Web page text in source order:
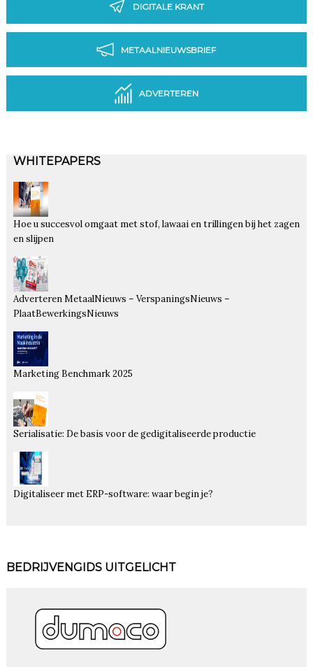
DIGITALE KRANT
METAALNIEUWSBRIEF
ADVERTEREN
WHITEPAPERS
Hoe u succesvol omgaat met stof, lawaai en trillingen bij het zagen
en slijpen
Adverteren MetaalNieuws – VerspaningsNieuws –
PlaatBewerkingsNieuws
Marketing Benchmark 2025
Serialisatie: De basis voor de gedigitaliseerde productie
Digitaliseer met ERP-software: waar begin je?
BEDRIJVENGIDS UITGELICHT